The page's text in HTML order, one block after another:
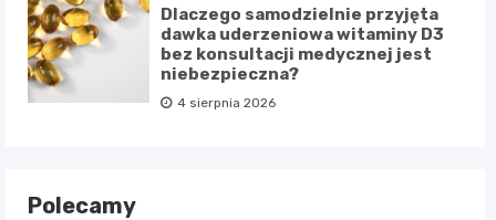
Dlaczego samodzielnie przyjęta
dawka uderzeniowa witaminy D3
bez konsultacji medycznej jest
niebezpieczna?
4 sierpnia 2026
Polecamy